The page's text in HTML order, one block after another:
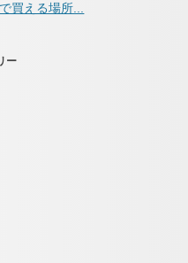
買える場所...
ー